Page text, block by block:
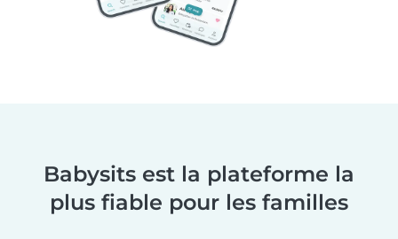
Babysits est la plateforme la
plus fiable pour les familles